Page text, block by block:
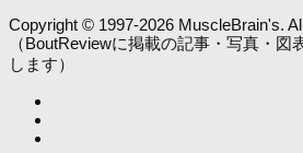
Copyright © 1997-2026 MuscleBrain's.
（BoutReviewに掲載の記事・写真・図
します）